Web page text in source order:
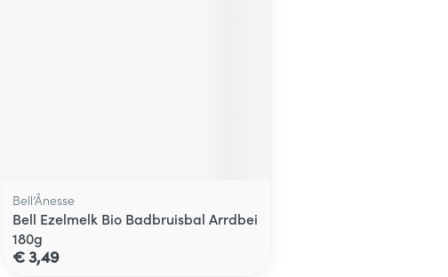
Bell’Ânesse
Bell Ezelmelk Bio Badbruisbal Arrdbei
180g
€ 3,49